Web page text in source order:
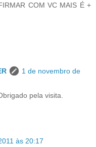
COM VC MAIS É +
1 de novembro de
pela visita.
às 20:17